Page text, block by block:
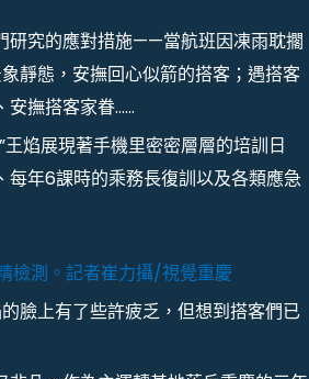
研究的應對措施——當航班因凍雨耽擱
靜態，安撫回心似箭的搭客；遇搭客
安撫搭客家眷……
焰展現著手機里密密層層的培訓日
每年6課時的乘務長復訓以及各類應急
檢測。記者崔力攝/視覺重慶
臉上有了些許疲乏，但想到搭客們已